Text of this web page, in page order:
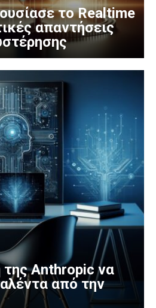
το Realtime
απαντήσεις
της Anthropic να
από την